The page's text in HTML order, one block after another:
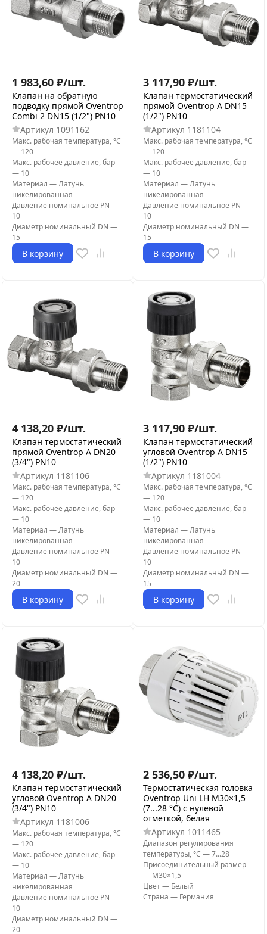
1 983,60 ₽/шт.
Клапан на обратную
подводку прямой Oventrop
Combi 2 DN15 (1/2") PN10
Артикул 1091162
Макс. рабочая температура, °С
— 120
Макс. рабочее давление, бар
— 10
Материал —Латунь
никелированная
Давление номинальное PN —
10
Диаметр номинальный DN —
15
В корзину
3 117,90 ₽/шт.
Клапан термостатический
прямой Oventrop A DN15
(1/2") PN10
Артикул 1181104
Макс. рабочая температура, °С
— 120
Макс. рабочее давление, бар
— 10
Материал —Латунь
никелированная
Давление номинальное PN —
10
Диаметр номинальный DN —
15
В корзину
4 138,20 ₽/шт.
Клапан термостатический
прямой Oventrop A DN20
(3/4") PN10
Артикул 1181106
Макс. рабочая температура, °С
— 120
Макс. рабочее давление, бар
— 10
Материал —Латунь
никелированная
Давление номинальное PN —
10
Диаметр номинальный DN —
20
В корзину
3 117,90 ₽/шт.
Клапан термостатический
угловой Oventrop A DN15
(1/2") PN10
Артикул 1181004
Макс. рабочая температура, °С
— 120
Макс. рабочее давление, бар
— 10
Материал —Латунь
никелированная
Давление номинальное PN —
10
Диаметр номинальный DN —
15
В корзину
4 138,20 ₽/шт.
Клапан термостатический
угловой Oventrop A DN20
(3/4") PN10
Артикул 1181006
Макс. рабочая температура, °С
— 120
Макс. рабочее давление, бар
— 10
Материал —Латунь
никелированная
Давление номинальное PN —
10
Диаметр номинальный DN —
20
2 536,50 ₽/шт.
Термостатическая головка
Oventrop Uni LH М30×1,5
(7...28 °C) с нулевой
отметкой, белая
Артикул 1011465
Диапазон регулирования
температуры, °С —7...28
Присоединительный размер
— M30×1,5
Цвет— Белый
Страна — Германия